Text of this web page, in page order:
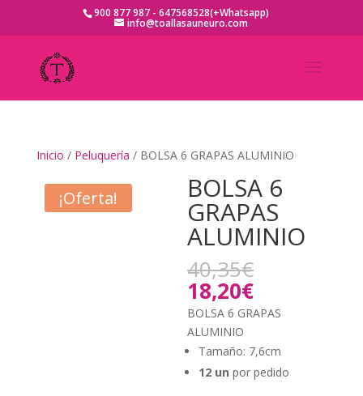
900 877 987 - 647568528(+Whatsapp)
info@toallasauneuro.com
Inicio / Peluquería / BOLSA 6 GRAPAS ALUMINIO
¡Oferta! BOLSA 6
GRAPAS
ALUMINIO
40,35€
original
era:
40,35€.
18,20€El
precio
actual
es:
18,20€.
BOLSA 6 GRAPAS
ALUMINIO
Tamaño: 7,6cm
12 un por pedido